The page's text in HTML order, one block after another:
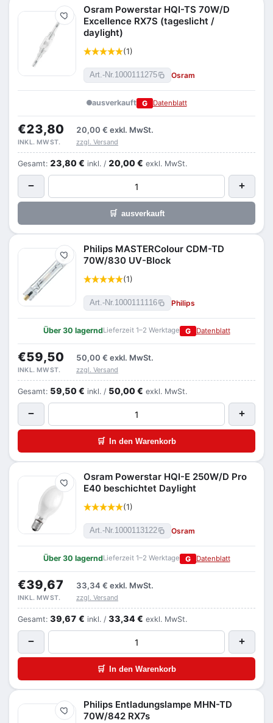
Merken
Osram Powerstar HQI-TS 70W/D
Excellence RX7S (tageslicht /
daylight)
(1)
Art.-Nr.1000111275 Osram
ausverkauft G Datenblatt
€23,80 20,00 € exkl. MwSt.
INKL. MWST. zzgl. Versand
Gesamt: 23,80 € inkl. / 20,00 € exkl. MwSt.
− +
🛒 ausverkauft
Merken
Philips MASTERColour CDM-TD
70W/830 UV-Block
(1)
Art.-Nr.1000111116 Philips
Über 30 lagerndLieferzeit 1–2 Werktage G Datenblatt
€59,50 50,00 € exkl. MwSt.
INKL. MWST. zzgl. Versand
Gesamt: 59,50 € inkl. / 50,00 € exkl. MwSt.
− +
🛒 In den Warenkorb
Merken
Osram Powerstar HQI-E 250W/D Pro
E40 beschichtet Daylight
(1)
Art.-Nr.1000113122 Osram
Über 30 lagerndLieferzeit 1–2 Werktage G Datenblatt
€39,67 33,34 € exkl. MwSt.
INKL. MWST. zzgl. Versand
Gesamt: 39,67 € inkl. / 33,34 € exkl. MwSt.
− +
🛒 In den Warenkorb
Merken
Philips Entladungslampe MHN-TD
70W/842 RX7s